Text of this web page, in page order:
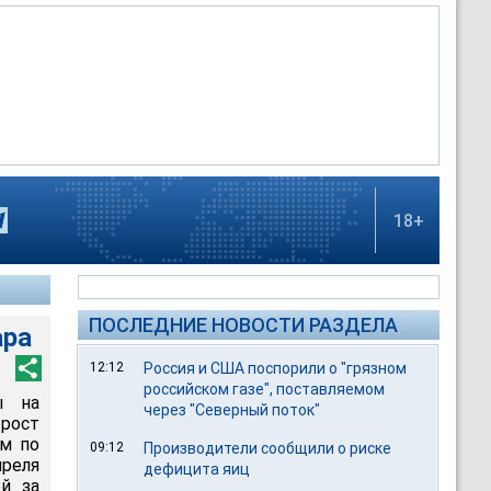
18+
на
по
за
ПОСЛЕДНИЕ НОВОСТИ РАЗДЕЛА
12:12
Россия и США поспорили о "грязном
российском газе", поставляемом
через "Северный поток"
09:12
Производители сообщили о риске
дефицита яиц